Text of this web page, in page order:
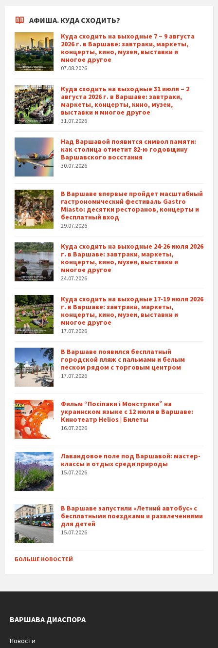
АФИША. КУДА СХОДИТЬ?
Куда сходить на выходные 7 – 9 августа
2026 г. в Варшаве: завтраки, маркеты,
концерты, кино, музеи, выставки и
многое другое
07.08.2026
Куда сходить на выходные 31 июля – 2
августа 2026 г. в Варшаве: завтраки,
маркеты, концерты, кино, музеи,
выставки и многое другое
31.07.2026
Над Варшавой появится символ памяти:
как столица отметит 82-ю годовщину
Варшавского восстания
30.07.2026
В Варшаве впервые пройдет масштабный
гастрономический фестиваль Gastro
Miasto: десятки ресторанов, концерты и
бесплатный вход
29.07.2026
Куда сходить на выходные 24-26 июля 2026
г. в Варшаве: завтраки, маркеты,
концерты, кино, музеи, выставки и
многое другое
24.07.2026
Куда сходить на выходные 17-19 июля 2026
г. в Варшаве: завтраки, маркеты,
концерты, кино, музеи, выставки и
многое другое
17.07.2026
В Варшаве появился бесплатный
городской пляж с пальмами и белым
песком рядом с торговым центром
17.07.2026
Фильм “Посіпаки і Монстряки” на
украинском языке с 12 июля в Варшаве:
Кинотеатр Helios | Билеты
16.07.2026
Лавандовое поле под Варшавой: мастер-
классы и отдых среди природы
15.07.2026
В Варшаве запустили «Летний автобус» с
бесплатными поездками и развлечениями
для детей
15.07.2026
БОЛЬШЕ НОВОСТЕЙ
ВАРШАВА ДИАСПОРА
Новости